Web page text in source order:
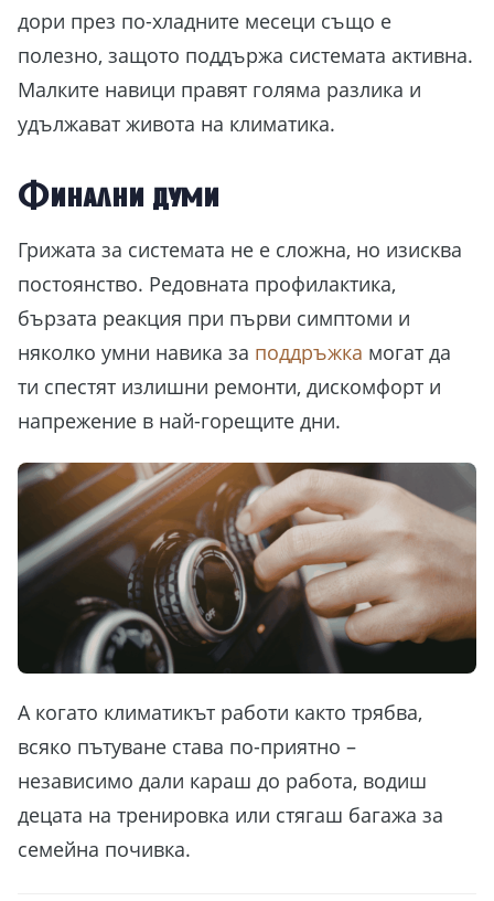
дори през по-хладните месеци също е
полезно, защото поддържа системата активна.
Малките навици правят голяма разлика и
удължават живота на климатика.
Финални думи
Грижата за системата не е сложна, но изисква
постоянство. Редовната профилактика,
бързата реакция при първи симптоми и
няколко умни навика за поддръжка могат да
ти спестят излишни ремонти, дискомфорт и
напрежение в най-горещите дни.
А когато климатикът работи както трябва,
всяко пътуване става по-приятно –
независимо дали караш до работа, водиш
децата на тренировка или стягаш багажа за
семейна почивка.